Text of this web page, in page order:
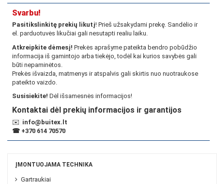
Svarbu!
Pasitikslinkitę prekių likutį! Prieš užsakydami prekę. Sandėlio ir
el. parduotuvės likučiai gali nesutapti realiu laiku.
Atkreipkite dėmesį! Prekės aprašyme pateikta bendro pobūdžio
informacija iš gamintojo arba tiekėjo, todėl kai kurios savybės gali
būti nepaminėtos.
Prekės išvaizda, matmenys ir atspalvis gali skirtis nuo nuotraukose
pateikto vaizdo.
Susisiekite! Dėl išsamesnės informacijos!
Kontaktai dėl prekių informacijos ir garantijos
✉️ info@buitex.lt
☎ +370 614 70570
ĮMONTUOJAMA TECHNIKA
Gartraukiai